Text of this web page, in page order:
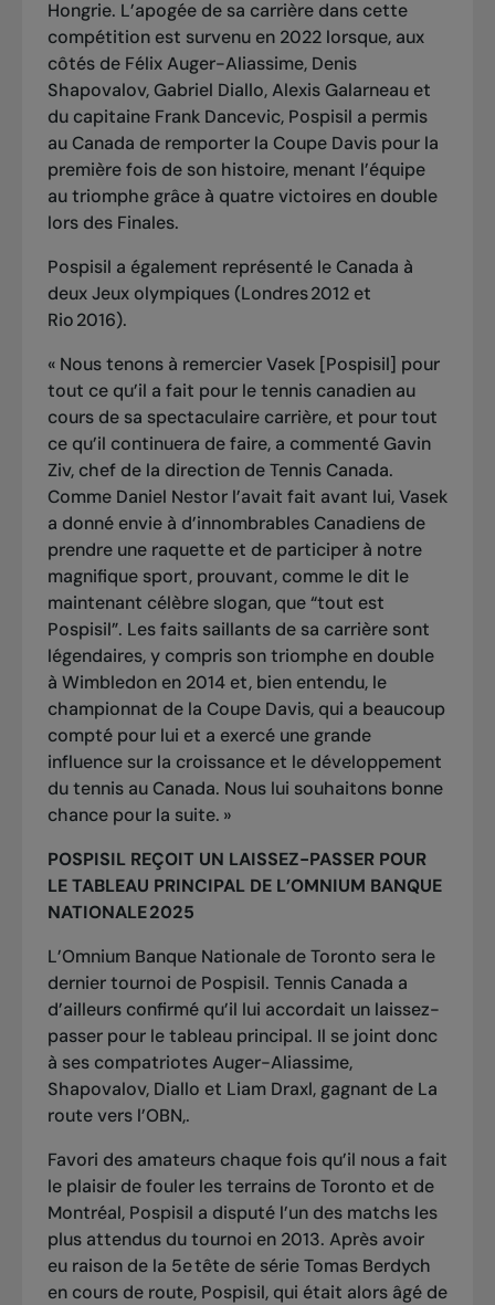
Hongrie. L’apogée de sa carrière dans cette
compétition est survenu en 2022 lorsque, aux
côtés de Félix Auger-Aliassime, Denis
Shapovalov, Gabriel Diallo, Alexis Galarneau et
du capitaine Frank Dancevic, Pospisil a permis
au Canada de remporter la Coupe Davis pour la
première fois de son histoire, menant l’équipe
au triomphe grâce à quatre victoires en double
lors des Finales.
Pospisil a également représenté le Canada à
deux Jeux olympiques (Londres 2012 et
Rio 2016).
« Nous tenons à remercier Vasek [Pospisil] pour
tout ce qu’il a fait pour le tennis canadien au
cours de sa spectaculaire carrière, et pour tout
ce qu’il continuera de faire, a commenté Gavin
Ziv, chef de la direction de Tennis Canada.
Comme Daniel Nestor l’avait fait avant lui, Vasek
a donné envie à d’innombrables Canadiens de
prendre une raquette et de participer à notre
magnifique sport, prouvant, comme le dit le
maintenant célèbre slogan, que “tout est
Pospisil”. Les faits saillants de sa carrière sont
légendaires, y compris son triomphe en double
à Wimbledon en 2014 et, bien entendu, le
championnat de la Coupe Davis, qui a beaucoup
compté pour lui et a exercé une grande
influence sur la croissance et le développement
du tennis au Canada. Nous lui souhaitons bonne
chance pour la suite. »
POSPISIL REÇOIT UN LAISSEZ-PASSER POUR
LE TABLEAU PRINCIPAL DE L’OMNIUM BANQUE
NATIONALE 2025
L’Omnium Banque Nationale de Toronto sera le
dernier tournoi de Pospisil. Tennis Canada a
d’ailleurs confirmé qu’il lui accordait un laissez-
passer pour le tableau principal. Il se joint donc
à ses compatriotes Auger-Aliassime,
Shapovalov, Diallo et Liam Draxl, gagnant de La
route vers l’OBN,.
Favori des amateurs chaque fois qu’il nous a fait
le plaisir de fouler les terrains de Toronto et de
Montréal, Pospisil a disputé l’un des matchs les
plus attendus du tournoi en 2013. Après avoir
eu raison de la 5e tête de série Tomas Berdych
en cours de route, Pospisil, qui était alors âgé de